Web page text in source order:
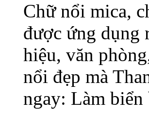
Chữ nổi mica,
được ứng dụng
hiệu, văn
nổi đẹp mà
ngay: Làm biển